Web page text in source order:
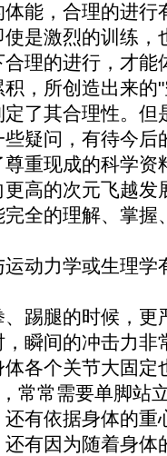
能，合理的进行
是激烈的训练，
理的进行，才能
，所创造出来的
了其合理性。但
疑问，有待今后
重现成的科学资
高的次元飞越发
全的理解、掌握
动力学或生理学
踢腿的时候，更
瞬间的冲击力非
各个关节大固定
常常需要单脚站
有依据身体的重
有因为随着身体